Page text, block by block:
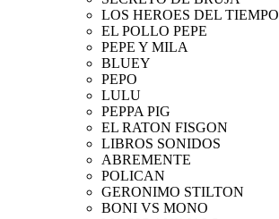
LOS HEROES DEL TIEMPO
EL POLLO PEPE
PEPE Y MILA
BLUEY
PEPO
LULU
PEPPA PIG
EL RATON FISGON
LIBROS SONIDOS
ABREMENTE
POLICAN
GERONIMO STILTON
BONI VS MONO